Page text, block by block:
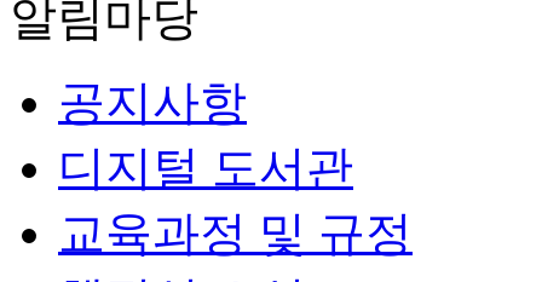
알림마당
공지사항
디지털 도서관
교육과정 및 규정